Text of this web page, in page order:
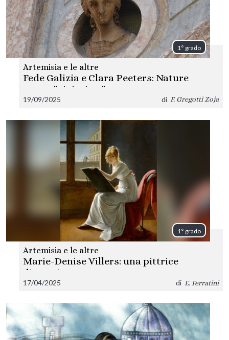
1° grado
Artemisia e le altre
Fede Galizia e Clara Peeters: Nature
morte "vivissime"
19/09/2025 di F. Gregotti Zoja
1° grado
Artemisia e le altre
Marie-Denise Villers: una pittrice
dimenticata
17/04/2025 di E. Ferratini